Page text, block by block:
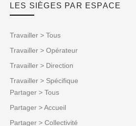
LES SIÈGES PAR ESPACE
Travailler > Tous
Travailler > Opérateur
Travailler > Direction
Travailler > Spécifique
Partager > Tous
Partager > Accueil
Partager > Collectivité